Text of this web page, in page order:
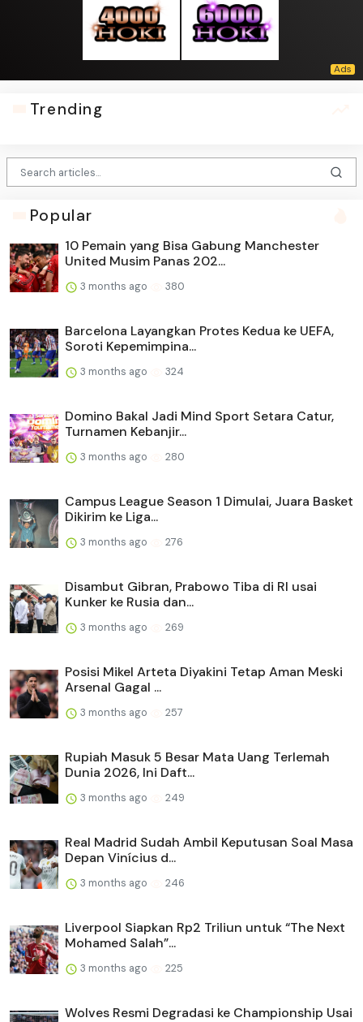
Trending
Popular
10 Pemain yang Bisa Gabung Manchester
United Musim Panas 202...
3 months ago 380
Barcelona Layangkan Protes Kedua ke UEFA,
Soroti Kepemimpina...
3 months ago 324
Domino Bakal Jadi Mind Sport Setara Catur,
Turnamen Kebanjir...
3 months ago 280
Campus League Season 1 Dimulai, Juara Basket
Dikirim ke Liga...
3 months ago 276
Disambut Gibran, Prabowo Tiba di RI usai
Kunker ke Rusia dan...
3 months ago 269
Posisi Mikel Arteta Diyakini Tetap Aman Meski
Arsenal Gagal ...
3 months ago 257
Rupiah Masuk 5 Besar Mata Uang Terlemah
Dunia 2026, Ini Daft...
3 months ago 249
Real Madrid Sudah Ambil Keputusan Soal Masa
Depan Vinícius d...
3 months ago 246
Liverpool Siapkan Rp2 Triliun untuk “The Next
Mohamed Salah”...
3 months ago 225
Wolves Resmi Degradasi ke Championship Usai